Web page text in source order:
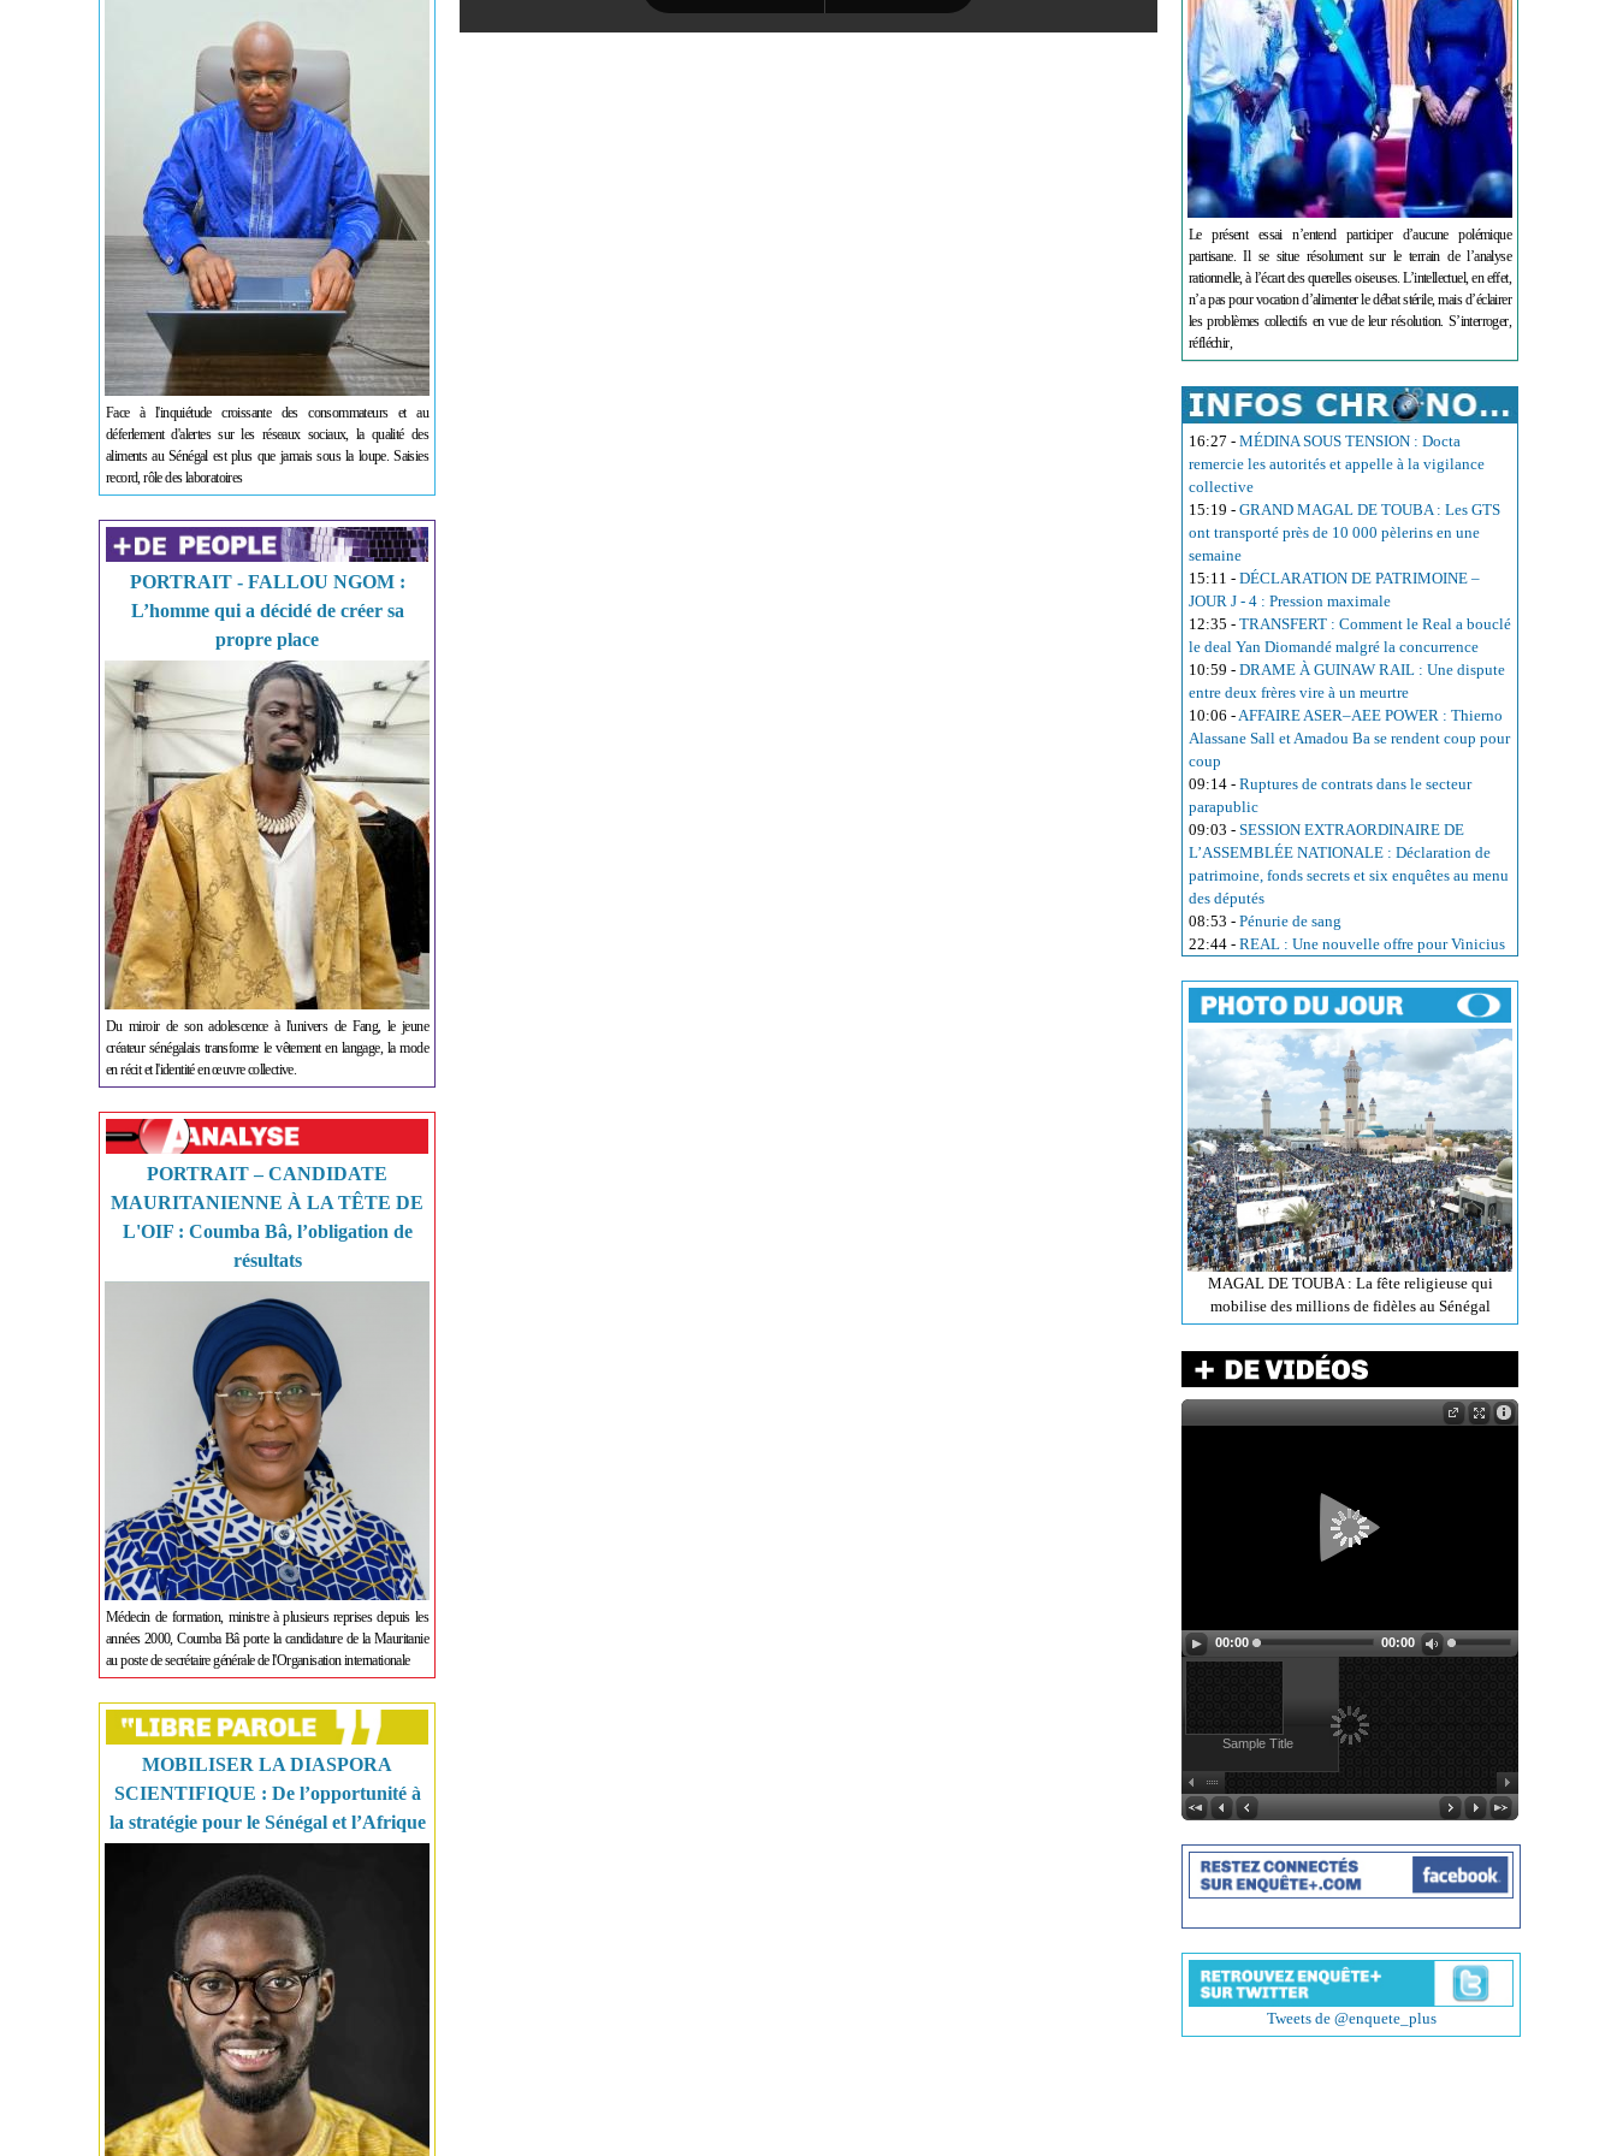
Face à l'inquiétude croissante des consommateurs et au
déferlement d'alertes sur les réseaux sociaux, la qualité des
aliments au Sénégal est plus que jamais sous la loupe. Saisies
record, rôle des laboratoires
PORTRAIT - FALLOU NGOM :
L’homme qui a décidé de créer sa
propre place
Du miroir de son adolescence à l'univers de Fang, le jeune
créateur sénégalais transforme le vêtement en langage, la mode
en récit et l'identité en œuvre collective.
PORTRAIT – CANDIDATE
MAURITANIENNE À LA TÊTE DE
L'OIF : Coumba Bâ, l’obligation de
résultats
Médecin de formation, ministre à plusieurs reprises depuis les
années 2000, Coumba Bâ porte la candidature de la Mauritanie
au poste de secrétaire générale de l'Organisation internationale
MOBILISER LA DIASPORA
SCIENTIFIQUE : De l’opportunité à
la stratégie pour le Sénégal et l’Afrique
Le présent essai n’entend participer d’aucune polémique
partisane. Il se situe résolument sur le terrain de l’analyse
rationnelle, à l’écart des querelles oiseuses. L’intellectuel, en effet,
n’a pas pour vocation d’alimenter le débat stérile, mais d’éclairer
les problèmes collectifs en vue de leur résolution. S’interroger,
réfléchir,
16:27 - MÉDINA SOUS TENSION : Docta
remercie les autorités et appelle à la vigilance
collective
15:19 - GRAND MAGAL DE TOUBA : Les GTS
ont transporté près de 10 000 pèlerins en une
semaine
15:11 - DÉCLARATION DE PATRIMOINE –
JOUR J - 4 : Pression maximale
12:35 - TRANSFERT : Comment le Real a bouclé
le deal Yan Diomandé malgré la concurrence
10:59 - DRAME À GUINAW RAIL : Une dispute
entre deux frères vire à un meurtre
10:06 -AFFAIRE ASER–AEE POWER : Thierno
Alassane Sall et Amadou Ba se rendent coup pour
coup
09:14 - Ruptures de contrats dans le secteur
parapublic
09:03 - SESSION EXTRAORDINAIRE DE
L’ASSEMBLÉE NATIONALE : Déclaration de
patrimoine, fonds secrets et six enquêtes au menu
des députés
08:53 - Pénurie de sang
22:44 - REAL : Une nouvelle offre pour Vinicius
MAGAL DE TOUBA : La fête religieuse qui
mobilise des millions de fidèles au Sénégal
00:00 00:00
Sample Title
Tweets de @enquete_plus